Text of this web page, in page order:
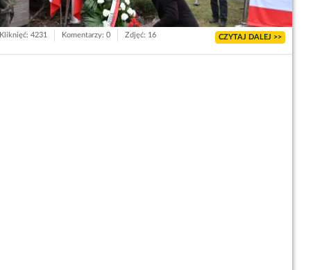
Kliknięć: 4231 Komentarzy: 0 Zdjęć: 16 CZYTAJ DALEJ >>